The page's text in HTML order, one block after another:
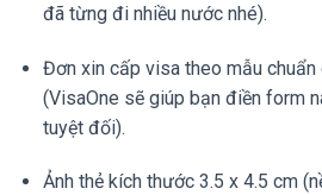
đã từng đi nhiều nước nhé).
Đơn xin cấp visa theo mẫu
(VisaOne sẽ giúp bạn điền form
tuyệt đối).
Ảnh thẻ kích thước 3.5 x 4.5 cm